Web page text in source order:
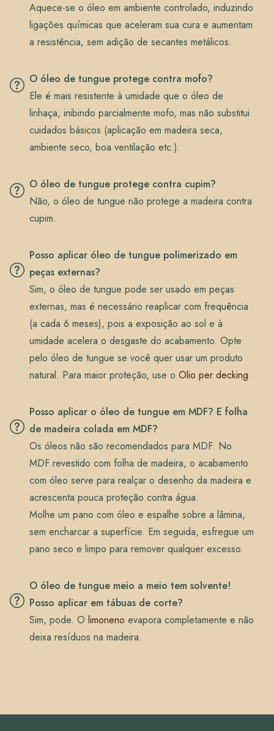
Aquece-se o óleo em ambiente controlado, induzindo
ligações químicas que aceleram sua cura e aumentam
a resistência, sem adição de secantes metálicos.
O óleo de tungue protege contra mofo?
Ele é mais resistente à umidade que o óleo de
linhaça, inibindo parcialmente mofo, mas não substitui
cuidados básicos (aplicação em madeira seca,
ambiente seco, boa ventilação etc.).
O óleo de tungue protege contra cupim?
Não, o óleo de tungue não protege a madeira contra
cupim.
Posso aplicar óleo de tungue polimerizado em
peças externas?
Sim, o óleo de tungue pode ser usado em peças
externas, mas é necessário reaplicar com frequência
(a cada 6 meses), pois a exposição ao sol e à
umidade acelera o desgaste do acabamento. Opte
pelo óleo de tungue se você quer usar um produto
natural. Para maior proteção, use o Olio per decking.
Posso aplicar o óleo de tungue em MDF? E folha
de madeira colada em MDF?
Os óleos não são recomendados para MDF. No
MDF revestido com folha de madeira, o acabamento
com óleo serve para realçar o desenho da madeira e
acrescenta pouca proteção contra água.
Molhe um pano com óleo e espalhe sobre a lâmina,
sem encharcar a superfície. Em seguida, esfregue um
pano seco e limpo para remover qualquer excesso.
O óleo de tungue meio a meio tem solvente!
Posso aplicar em tábuas de corte?
Sim, pode. O limoneno evapora completamente e não
deixa resíduos na madeira.